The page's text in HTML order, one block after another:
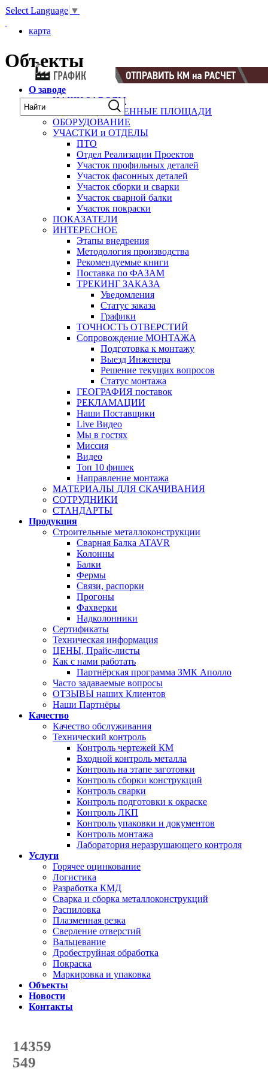
Select Language ▼
карта
Объекты
О заводе
НАШИ ЗАВОДЫ
ПРОИЗВОДСТВЕННЫЕ ПЛОЩАДИ
ОБОРУДОВАНИЕ
УЧАСТКИ и ОТДЕЛЫ
ПТО
Отдел Реализации Проектов
Участок профильных деталей
Участок фасонных деталей
Участок сборки и сварки
Участок сварной балки
Участок покраски
ПОКАЗАТЕЛИ
ИНТЕРЕСНОЕ
Этапы внедрения
Методология производства
Рекомендуемые книги
Поставка по ФАЗАМ
ТРЕКИНГ ЗАКАЗА
Уведомления
Статус заказа
Графики
ТОЧНОСТЬ ОТВЕРСТИЙ
Сопровождение МОНТАЖА
Подготовка к монтажу
Выезд Инженера
Решение текущих вопросов
Статус монтажа
ГЕОГРАФИЯ поставок
РЕКЛАМАЦИИ
Наши Поставщики
Live Видео
Мы в гостях
Миссия
Видео
Топ 10 фишек
Направление монтажа
МАТЕРИАЛЫ ДЛЯ СКАЧИВАНИЯ
СОТРУДНИКИ
СТАНДАРТЫ
Продукция
Строительные металлоконструкции
Сварная Балка ATAVR
Колонны
Балки
Фермы
Связи, распорки
Прогоны
Фахверки
Надколонники
Сертификаты
Техническая информация
ЦЕНЫ, Прайс-листы
Как с нами работать
Партнёрская программа ЗМК Аполло
Часто задаваемые вопросы
ОТЗЫВЫ наших Клиентов
Наши Партнёры
Качество
Качество обслуживания
Технический контроль
Контроль чертежей КМ
Входной контроль металла
Контроль на этапе заготовки
Контроль сборки конструкций
Контроль сварки
Контроль подготовки к окраске
Контроль ЛКП
Контроль упаковки и документов
Контроль монтажа
Лаборатория неразрушающего контроля
Услуги
Горячее оцинкование
Логистика
Разработка КМД
Сварка и сборка металлоконструкций
Распиловка
Плазменная резка
Сверление отверстий
Вальцевание
Дробеструйная обработка
Покраска
Маркировка и упаковка
Объекты
Новости
Контакты
14359
с начала года
549
с начала месяца